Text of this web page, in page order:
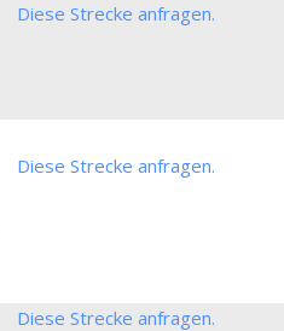
Diese Strecke anfragen.
Diese Strecke anfragen.
Diese Strecke anfragen.